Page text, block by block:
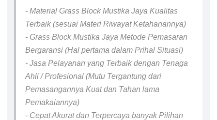
- Material Grass Block Mustika Jaya Kualitas
Terbaik (sesuai Materi Riwayat Ketahanannya)
- Grass Block Mustika Jaya Metode Pemasaran
Bergaransi (Hal pertama dalam Prihal Situasi)
- Jasa Pelayanan yang Terbaik dengan Tenaga
Ahli / Profesional (Mutu Tergantung dari
Pemasangannya Kuat dan Tahan lama
Pemakaiannya)
- Cepat Akurat dan Terpercaya banyak Pilihan